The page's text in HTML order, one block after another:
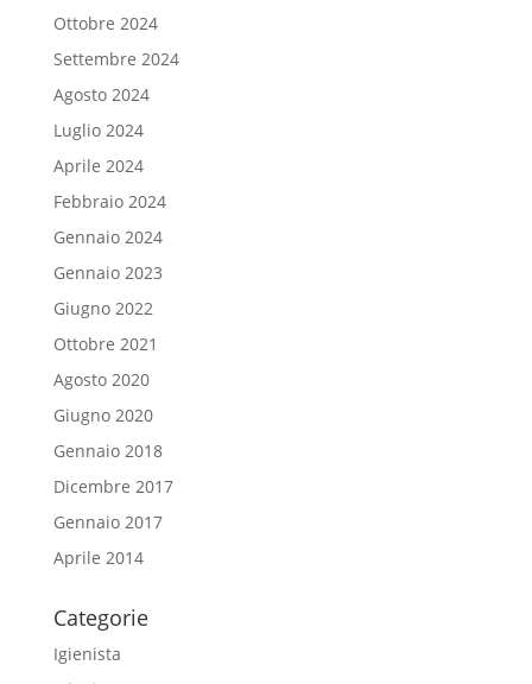
Ottobre 2024
Settembre 2024
Agosto 2024
Luglio 2024
Aprile 2024
Febbraio 2024
Gennaio 2024
Gennaio 2023
Giugno 2022
Ottobre 2021
Agosto 2020
Giugno 2020
Gennaio 2018
Dicembre 2017
Gennaio 2017
Aprile 2014
Categorie
Igienista